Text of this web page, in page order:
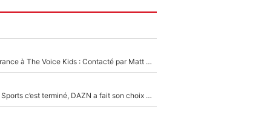
De l'équipe de France à The Voice Kids : Contacté par Matt Pokora, Kylian Mbappé a accepté de jouer un rôle inédit sur TF1 !
La Liga sur beIN Sports c’est terminé, DAZN a fait son choix pour Benjamin Da Silva et Omar Da Fonseca !